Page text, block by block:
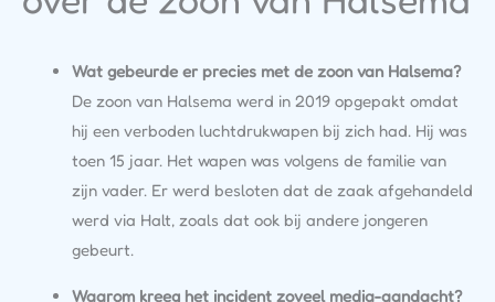
Wat gebeurde er precies met de zoon van Halsema?
De zoon van Halsema werd in 2019 opgepakt omdat
hij een verboden luchtdrukwapen bij zich had. Hij was
toen 15 jaar. Het wapen was volgens de familie van
zijn vader. Er werd besloten dat de zaak afgehandeld
werd via Halt, zoals dat ook bij andere jongeren
gebeurt.
Waarom kreeg het incident zoveel media-aandacht?